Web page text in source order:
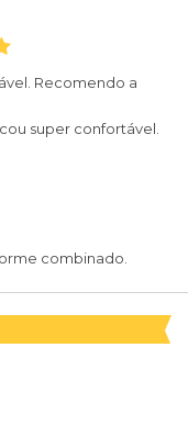
Recomendo a
super confortável.
combinado.